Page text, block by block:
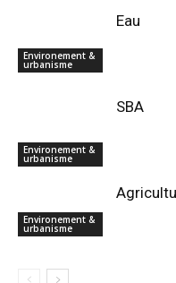
Environement &
urbanisme
Eau
Environement &
urbanisme
SBA
Environement &
urbanisme